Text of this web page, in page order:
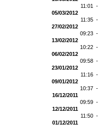
11:01 -
05/03/2012
11:35 -
27/02/2012
09:23 -
13/02/2012
10:22 -
06/02/2012
09:58 -
23/01/2012
11:16 -
09/01/2012
10:37 -
16/12/2011
09:59 -
12/12/2011
11:50 -
01/12/2011